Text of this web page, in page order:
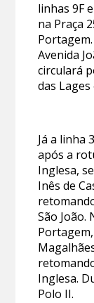
linhas 9F
na Praça
Avenida
circulará
das
Já a linha
após a
Inglesa,
Inês de
São João.
Inglesa.
Polo II.